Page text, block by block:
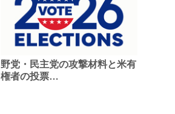
野党・民主党の攻撃材料と米有
権者の投票…